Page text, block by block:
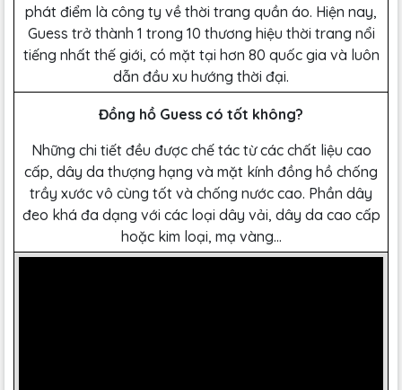
phát điểm là công ty về thời trang quần áo. Hiện nay,
Guess trở thành 1 trong 10 thương hiệu thời trang nổi
tiếng nhất thế giới, có mặt tại hơn 80 quốc gia và luôn
dẫn đầu xu hướng thời đại.
Đồng hồ Guess có tốt không?
Những chi tiết đều được chế tác từ các chất liệu cao
cấp, dây da thượng hạng và mặt kính đồng hồ chống
trầy xước vô cùng tốt và chống nước cao. Phần dây
đeo khá đa dạng với các loại dây vải, dây da cao cấp
hoặc kim loại, mạ vàng…